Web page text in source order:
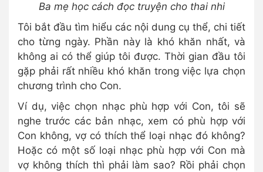
Ba mẹ học cách đọc truyện cho thai nhi
Tôi bắt đầu tìm hiểu các nội dung cụ thể, chi tiết
cho từng ngày. Phần này là khó khăn nhất, và
không ai có thể giúp tôi được. Thời gian đầu tôi
gặp phải rất nhiều khó khăn trong việc lựa chọn
chương trình cho Con.
Ví dụ, việc chọn nhạc phù hợp với Con, tôi sẽ
nghe trước các bản nhạc, xem có phù hợp với
Con không, vợ có thích thể loại nhạc đó không?
Hoặc có một số loại nhạc phù hợp với Con mà
vợ không thích thì phải làm sao? Rồi phải chọn